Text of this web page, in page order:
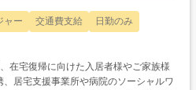
ャー 交通費支給
日勤のみ
在宅復帰に向けた入居者様やご家族様
居宅支援事業所や病院のソーシャルワ